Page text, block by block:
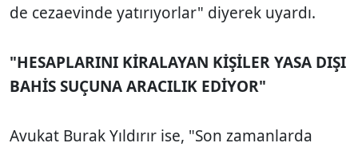
de cezaevinde yatırıyorlar" diyerek uyardı.
"HESAPLARINI KİRALAYAN KİŞİLER YASA DIŞI
BAHİS SUÇUNA ARACILIK EDİYOR"
Avukat Burak Yıldırır ise, "Son zamanlarda